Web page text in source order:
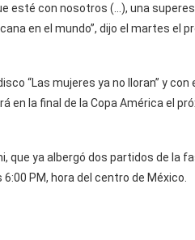
esté con nosotros (…), una
en el mundo”, dijo el martes el
“Las mujeres ya no lloran” y con
la final de la Copa América el
que ya albergó dos partidos de la
PM, hora del centro de México.